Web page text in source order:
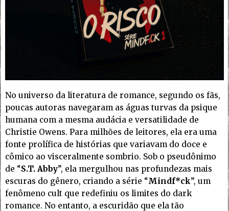
No universo da literatura de romance, segundo os fãs,
poucas autoras navegaram as águas turvas da psique
humana com a mesma audácia e versatilidade de
Christie Owens. Para milhões de leitores, ela era uma
fonte prolífica de histórias que variavam do doce e
cômico ao visceralmente sombrio. Sob o pseudônimo
de “S.T. Abby”, ela mergulhou nas profundezas mais
escuras do gênero, criando a série “Mindf*ck”, um
fenômeno cult que redefiniu os limites do dark
romance. No entanto, a escuridão que ela tão